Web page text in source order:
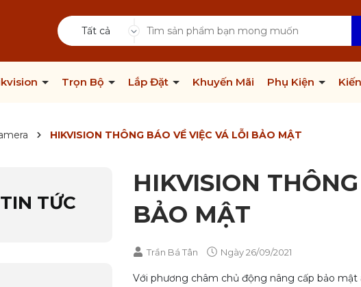
Tất cả
Trọn Bộ Lắp Đặt Khuyến Mãi Phụ Kiện
HIKVISION THÔNG BÁO VỀ VIỆC VÁ LỖI BẢO MẬT
HIKVISION
BẢO MẬT
Trần Bá Tân Ngày26/09/2021
Với phương châm chủ động nâng cấp bảo
TỨC